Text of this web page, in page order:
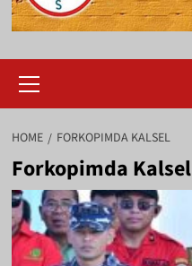
Menu
HOME FORKOPIMDA KALSEL
Forkopimda Kalsel